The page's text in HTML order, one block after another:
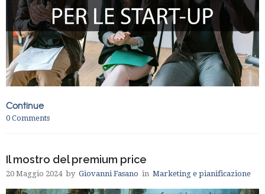
Continue
0 Comments
Il mostro del premium price
20 Maggio 2024 by Giovanni Fasano in Marketing e pianificazione